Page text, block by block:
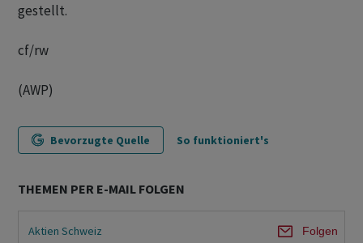
gestellt.
cf/rw
(AWP)
Bevorzugte Quelle So funktioniert's
THEMEN PER E-MAIL FOLGEN
Aktien Schweiz Folgen